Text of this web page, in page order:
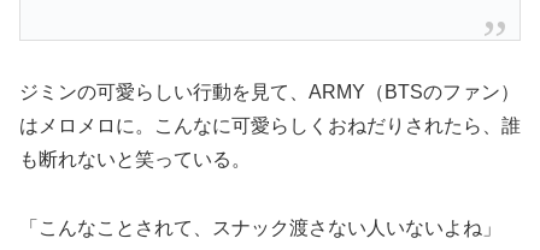
ジミンの可愛らしい行動を見て、ARMY（BTSのファン）
はメロメロに。こんなに可愛らしくおねだりされたら、誰
も断れないと笑っている。
「こんなことされて、スナック渡さない人いないよね」